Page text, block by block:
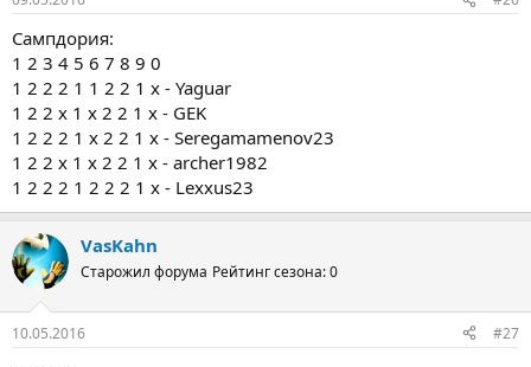
Сампдория:
1 2 3 4 5 6 7 8 9 0
1 2 2 2 1 1 2 2 1 х - Yaguar
1 2 2 х 1 х 2 2 1 х - GEK
1 2 2 2 1 х 2 2 1 х - Seregamamenov23
1 2 2 х 1 х 2 2 1 х - archer1982
1 2 2 2 1 2 2 2 1 х - Lexxus23
VasKahn
Старожил форума Рейтинг сезона: 0
10.05.2016 #27